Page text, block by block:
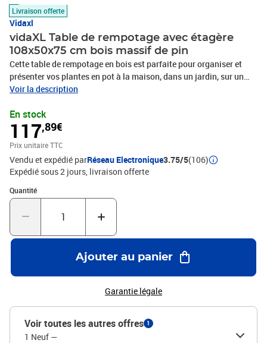
Livraison offerte
Vidaxl
vidaXL Table de rempotage avec étagère
108x50x75 cm bois massif de pin
Cette table de rempotage en bois est parfaite pour organiser et
présenter vos plantes en pot à la maison, dans un jardin, sur un
patio ou sur une terrasse. Bois de pin massif : la table de
robustesse et une stabilité accrues. Le bois de pin solide est un
beau matériau naturel. Le bois de pin a un grain droit et les nœuds
donnent au matériau son aspect caractéristique et rustique.Grand
espace de rangement : l'établi de rempotage avec 1 étagère ouverte
offre suffisamment d'espace pour les objets connexes tels que les
petits outils de jardinage, la terre, les engrais, etc.Ventilée : ce
banc de rempotage d'extérieur avec un design à lattes permet à
l'eau de s'écouler, ce qui la rend difficile à pourrir et assure une
longue durée de vie.Applications multiples : la station d'empotage
espace, mais peut également être un complément parfait à votre
cour, jardin, serre, etc. Bon à savoir :Pour que vos meubles
d'extérieur restent beaux, nous vous recommandons de les
protéger avec une housse imperméable.Matériau : bois de pin
massif (non traité)Dimensions : 108 x 50 x 75 cm (L x l x
Voir la description
En stock
117,89€
Prix unitaire TTC
Vendu et expédié parRéseau Electronique3.75/5(106)
Expédié sous 2 jours livraison offerte
Quantité
Quantité : 1
Ajouter au panier
Garantie légale
Voir toutes les autres offres 1
1 Neuf —